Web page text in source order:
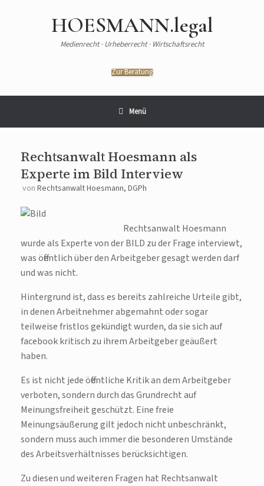
HOESMANN.legal
Medienrecht · Urheberrecht · Wirtschaftsrecht
Zur Beratung
Menü
Rechtsanwalt Hoesmann als
Experte im Bild Interview
von Rechtsanwalt Hoesmann, DGPh
Rechtsanwalt Hoesmann
wurde als Experte von der BILD zu der Frage interviewt,
was öffentlich über den Arbeitgeber gesagt werden darf
und was nicht.
Hintergrund ist, dass es bereits zahlreiche Urteile gibt,
in denen Arbeitnehmer abgemahnt oder sogar
teilweise fristlos gekündigt wurden, da sie sich auf
facebook kritisch zu ihrem Arbeitgeber geäußert
haben.
Es ist nicht jede öffentliche Kritik an dem Arbeitgeber
verboten, sondern durch das Grundrecht auf
Meinungsfreiheit geschützt. Eine freie
Meinungsäußerung gilt jedoch nicht unbeschränkt,
sondern muss auch immer die besonderen Umstände
des Arbeitsverhältnisses berücksichtigen.
Zu diesen und weiteren Fragen hat Rechtsanwalt